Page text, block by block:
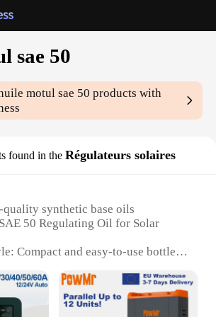
sae 50
motul sae 50 products with
found in the Régulateurs solaires
synthetic base oils
50 Regulating Oil for Solar
Compact and easy-to-use bottle
Scenario: Ideal for residential and
systems